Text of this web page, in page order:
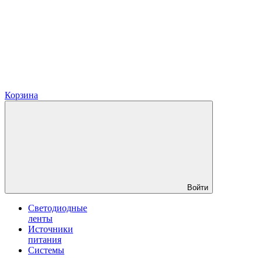
Корзина
Войти
Светодиодные
ленты
Источники
питания
Системы